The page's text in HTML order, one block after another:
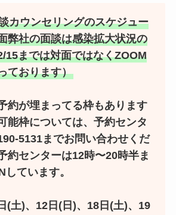
カウンセリングのスケジュー
弊社の面談は感染拡大状況の
15までは対面ではなくZOOM
ております）
約が埋まってる枠もあります
能枠については、予約センタ
5131までお問い合わせくだ
約センターは12時〜20時半ま
しています。
(土)、12日(日)、18日(土)、19